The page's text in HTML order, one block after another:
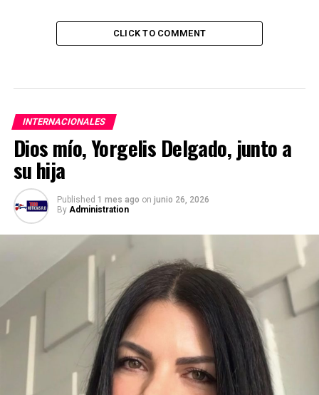
CLICK TO COMMENT
INTERNACIONALES
Dios mío, Yorgelis Delgado, junto a
su hija
Published 1 mes ago on junio 26, 2026
By Administration